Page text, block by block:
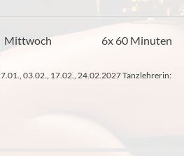
Mittwoch 6x 60 Minuten
03.02., 17.02., 24.02.2027 Tanzlehrerin: